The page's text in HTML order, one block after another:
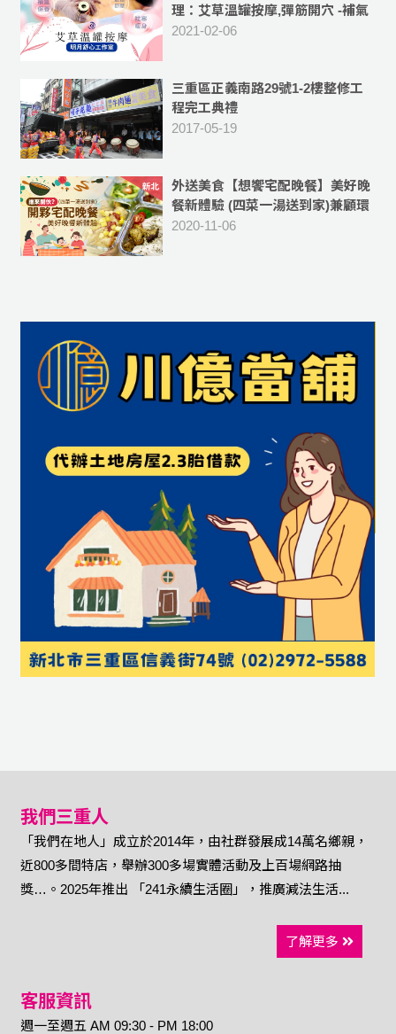
理：艾草溫罐按摩,彈筋開穴 -補氣
血,祛除體內濕氣
2021-02-06
三重區正義南路29號1-2樓整修工
程完工典禮
2017-05-19
外送美食【想饗宅配晚餐】美好晚
餐新體驗 (四菜一湯送到家)兼顧環
保、衛生與便利 -[外送新北市蘆洲
2020-11-06
我們三重人
「我們在地人」成立於2014年，由社群發展成14萬名鄉親，
近800多間特店，舉辦300多場實體活動及上百場網路抽
獎…。2025年推出 「241永續生活圈」，推廣減法生活...
了解更多
客服資訊
週一至週五 AM 09:30 - PM 18:00